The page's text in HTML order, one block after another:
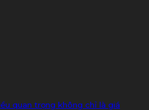
quan trọng không chỉ là giá